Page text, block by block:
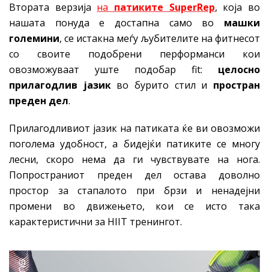
Втората верзија на патиките SuperRep, која во
нашата понуда е достапна само во машки
големини, се истакна меѓу љубителите на фитнесот
со своите подобрени перформанси кои
овозможуваат уште подобар fit: целосно
прилагодлив јазикво бурито стил и простран
преден дел.
Прилагодливиот јазик на патиката ќе ви овозможи
поголема удобност, а бидејќи патиките се многу
лесни, скоро нема да ги чувствувате на нога.
Попространиот преден дел остава доволно
простор за стапалото при брзи и ненадејни
промени во движењето, кои се исто така
карактеристични за HIIT тренингот.